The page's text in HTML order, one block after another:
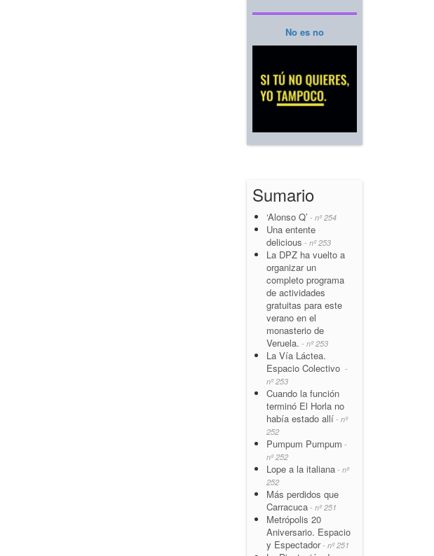
No es no
Sumario
‘Alonso Q’ - nº 254
Una entente
delicious - nº 253
La DPZ ha vuelto a
organizar un
completo programa
de actividades
gratuitas para este
verano en el
monasterio de
Veruela. - nº 253
La Vía Láctea.
Espacio Colectivo -
nº 253
Cuando la función
terminó El Horla no
había estado allí - nº
252
Pumpum Pumpum -
nº 252
Lope a la italiana - nº
252
Más perdidos que
Carracuca - nº 251
Metrópolis 20
Aniversario. Espacio
y Espectador- nº 251